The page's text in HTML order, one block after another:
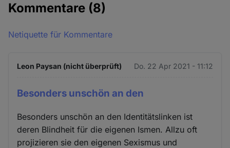
Kommentare (8)
Netiquette für Kommentare
Leon Paysan (nicht überprüft) Do. 22 Apr 2021 - 11:12
Besonders unschön an den
Besonders unschön an den Identitätslinken ist
deren Blindheit für die eigenen Ismen. Allzu oft
projizieren sie den eigenen Sexismus und